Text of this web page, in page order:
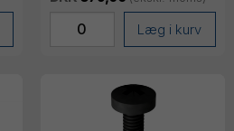
Læg i kurv